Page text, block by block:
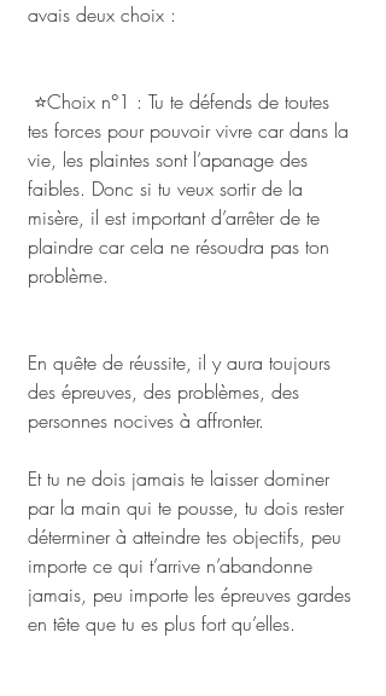
avais deux choix :
tes forces pour pouvoir vivre car dans la
vie, les plaintes sont l’apanage des
faibles. Donc si tu veux sortir de la
misère, il est important d’arrêter de te
plaindre car cela ne résoudra pas ton
problème.
En quête de réussite, il y aura toujours
des épreuves, des problèmes, des
personnes nocives à affronter.
Et tu ne dois jamais te laisser dominer
par la main qui te pousse, tu dois rester
déterminer à atteindre tes objectifs, peu
importe ce qui t’arrive n’abandonne
jamais, peu importe les épreuves gardes
en tête que tu es plus fort qu’elles.